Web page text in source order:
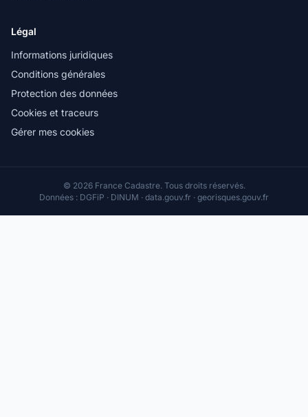
Légal
Informations juridiques
Conditions générales
Protection des données
Cookies et traceurs
Gérer mes cookies
© 2026 France Cadastre. Tous droits réservés.
Données : DGFiP · DINUM · data.gouv.fr · georisques.gouv.fr